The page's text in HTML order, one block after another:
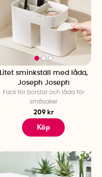
Litet sminkställ med låda,
Joseph Joseph
Fack för borstar och låda för
småsaker
209 kr
Köp